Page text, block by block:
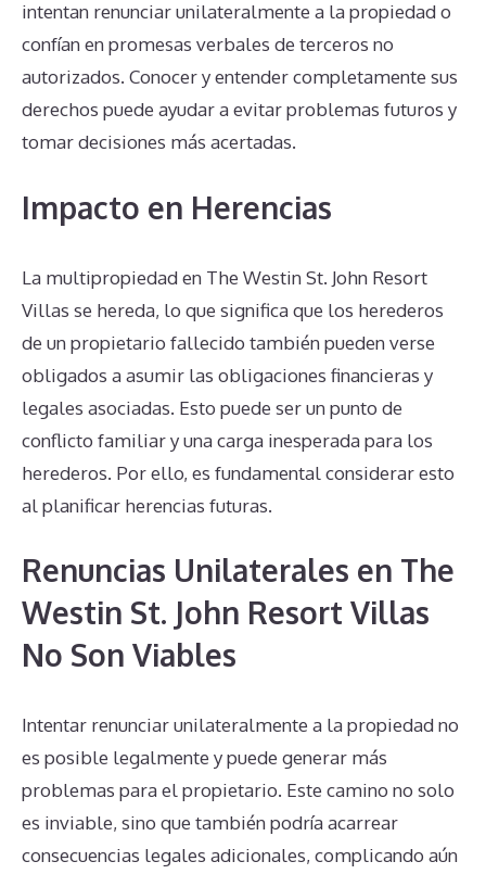
intentan renunciar unilateralmente a la propiedad o
confían en promesas verbales de terceros no
autorizados. Conocer y entender completamente sus
derechos puede ayudar a evitar problemas futuros y
tomar decisiones más acertadas.
Impacto en Herencias
La multipropiedad en The Westin St. John Resort
Villas se hereda, lo que significa que los herederos
de un propietario fallecido también pueden verse
obligados a asumir las obligaciones financieras y
legales asociadas. Esto puede ser un punto de
conflicto familiar y una carga inesperada para los
herederos. Por ello, es fundamental considerar esto
al planificar herencias futuras.
Renuncias Unilaterales en The
Westin St. John Resort Villas
No Son Viables
Intentar renunciar unilateralmente a la propiedad no
es posible legalmente y puede generar más
problemas para el propietario. Este camino no solo
es inviable, sino que también podría acarrear
consecuencias legales adicionales, complicando aún